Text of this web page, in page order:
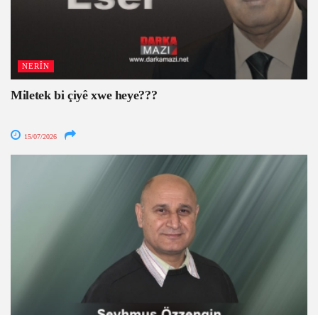
NERÎN
Miletek bi çiyê xwe heye???
15/07/2026